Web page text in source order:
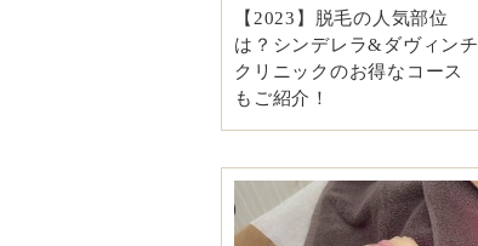
【2023】脱毛の人気部位
は？シンデレラ&ダヴィンチ
クリニックのお得なコース
もご紹介！